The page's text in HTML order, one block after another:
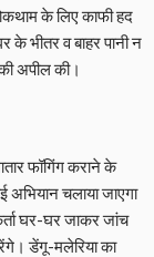
के लिए काफी हद
के भीतर व बाहर पानी न
अपील की।
फॉगिंग कराने के
अभियान चलाया जाएगा
घर-घर जाकर जांच
डेंगू-मलेरिया का